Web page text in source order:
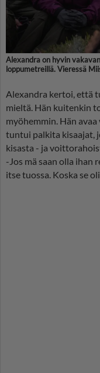
Alexandra on hyvin
loppumetreillä. Vieressä
Alexandra kertoi, että
mieltä. Hän kuitenkin
myöhemmin. Hän
tuntui palkita kisaajat,
kisasta - ja
-Jos mä saan olla ihan
itse tuossa. Koska se